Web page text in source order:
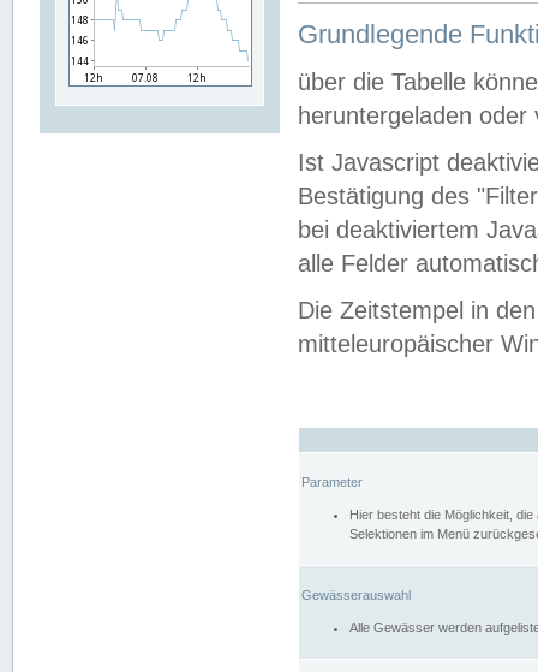
Grundlegende
über die Tabelle
heruntergeladen oder
Ist Javascript
Bestätigung des
bei deaktiviertem
alle Felder
Die Zeitstempel in
mitteleuropäischer
Parameter
Hier besteht die Möglichkeit,
Selektionen im Menü
Gewässerauswahl
Alle Gewässer werden